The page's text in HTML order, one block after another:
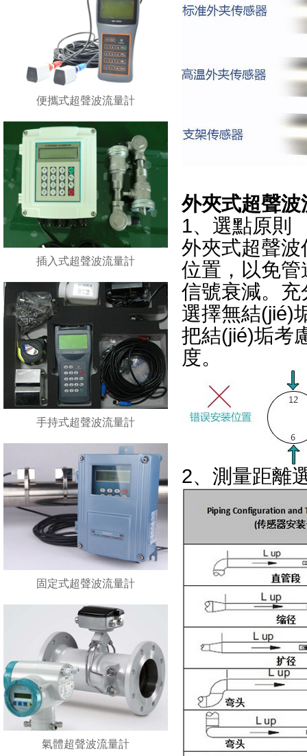
便攜式超聲波流量計
插入式超聲波流量計
手持式超聲波流量計
固定式超聲波流量計
氣體超聲波流量計
外夾式超聲
1、選點原則
外夾式超聲波
位置，以免
信號衰減。充
選擇無結(jié)
把結(jié)垢考
度。
2、測量距離